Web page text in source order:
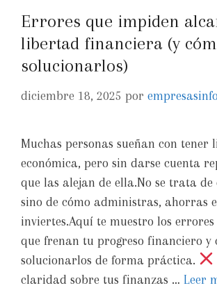
Errores que impiden
libertad financiera (y
solucionarlos)
diciembre 18, 2025 por
Muchas personas sueñan con tener
económica, pero sin darse cuenta
que las alejan de ella.No se trata de
sino de cómo administras, ahorras e
inviertes.Aquí te muestro los errores
que frenan tu progreso financiero y
solucionarlos de forma práctica.
claridad sobre tus finanzas … Leer